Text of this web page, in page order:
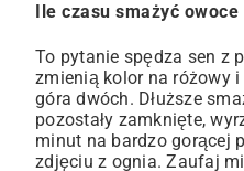
Ile czasu smażyć
To pytanie spędza sen z
zmienią kolor na różowy i
góra dwóch. Dłuższe
pozostały zamknięte,
minut na bardzo gorącej
zdjęciu z ognia. Zaufaj